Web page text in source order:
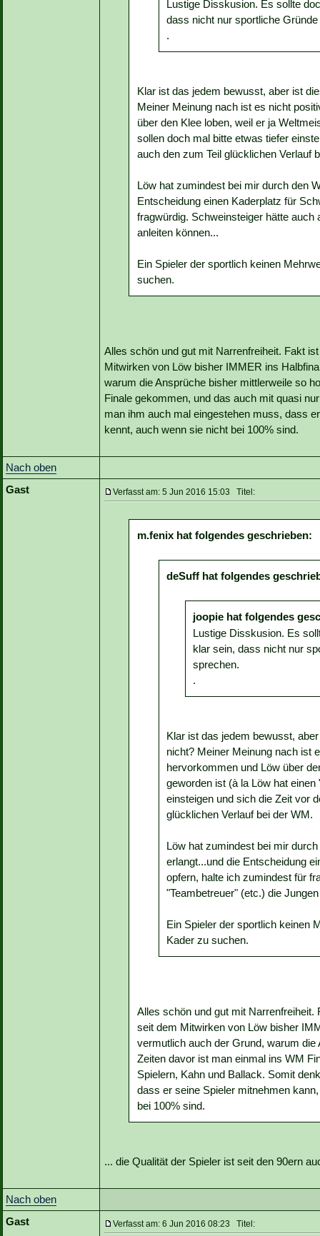
Lustige Disskusion. Es sollte
dass nicht nur sportliche
.
Klar ist das jedem bewusst, aber ist
Meiner Meinung nach ist es nicht
über den Klee loben, weil er ja
sollen doch mal bitte etwas tiefer
auch den zum Teil glücklichen Verlauf
Löw hat zumindest bei mir durch den
Entscheidung einen Kaderplatz für
fragwürdig. Schweinsteiger hätte auch
anleiten können...
Ein Spieler der sportlich keinen
suchen.
Alles schön und gut mit Narrenfreiheit. Fakt
Mitwirken von Löw bisher IMMER ins
warum die Ansprüche bisher mittlerweile so
Finale gekommen, und das auch mit quasi
man ihm auch mal eingestehen muss, dass
kennt, auch wenn sie nicht bei 100% sind.
Nach oben
Gast
Verfasst am: 5 Jun 2016 15:03 Titel:
m.fenix hat folgendes geschrieben:
deSuff hat folgendes
joopie hat folgendes
Lustige Disskusion. Es
klar sein, dass nicht nur
sprechen.
.
Klar ist das jedem bewusst,
nicht? Meiner Meinung nach ist
hervorkommen und Löw über
geworden ist (à la Löw hat
einsteigen und sich die Zeit vor
glücklichen Verlauf bei der WM.
Löw hat zumindest bei mir
erlangt...und die Entscheidung
opfern, halte ich zumindest für
"Teambetreuer" (etc.) die
Ein Spieler der sportlich keinen
Kader zu suchen.
Alles schön und gut mit
seit dem Mitwirken von Löw bisher
vermutlich auch der Grund, warum
Zeiten davor ist man einmal ins WM
Spielern, Kahn und Ballack. Somit
dass er seine Spieler mitnehmen
bei 100% sind.
... die Qualität der Spieler ist seit den 90ern
Nach oben
Gast
Verfasst am: 6 Jun 2016 08:23 Titel: